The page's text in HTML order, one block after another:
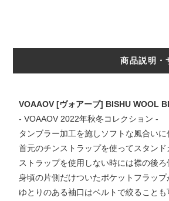
商品説明・
VOAAOV [ヴォアーブ] BISHU WOOL
- VOAAOV 2022年秋冬コレクション -
タンブラー加工を施しソフトな風合い
首元のチンストラップを使ってスタン
ストラップを使用しない時には襟の後ろ
身頃の片側だけついたポケットフラップ
ゆとりのある袖口はベルトで絞ることも